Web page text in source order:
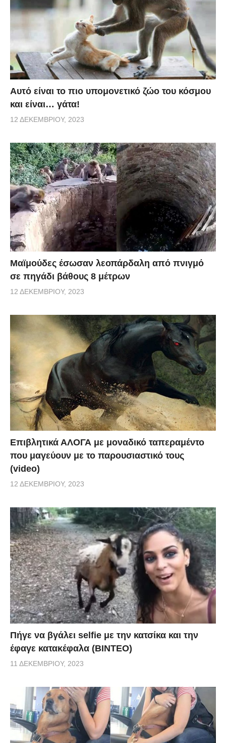
Αυτό είναι το πιο υπομονετικό ζώο του κόσμου
και είναι… γάτα!
12 ΔΕΚΕΜΒΡΊΟΥ, 2023
Μαϊμούδες έσωσαν λεοπάρδαλη από πνιγμό
σε πηγάδι βάθους 8 μέτρων
12 ΔΕΚΕΜΒΡΊΟΥ, 2023
Επιβλητικά ΑΛΟΓΑ με μοναδικό ταπεραμέντο
που μαγεύουν με το παρουσιαστικό τους
(video)
12 ΔΕΚΕΜΒΡΊΟΥ, 2023
Πήγε να βγάλει selfie με την κατσίκα και την
έφαγε κατακέφαλα (ΒΙΝΤΕΟ)
11 ΔΕΚΕΜΒΡΊΟΥ, 2023